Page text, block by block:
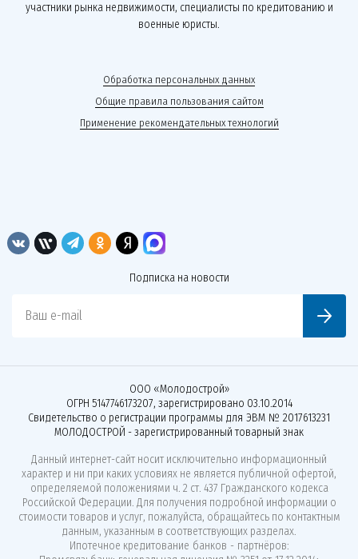
участники рынка недвижимости, специалисты по кредитованию и
военные юристы.
Обработка персональных данных
Общие правила пользования сайтом
Применение рекомендательных технологий
Подписка на новости
Ваш e-mail
ООО «Молодострой»
ОГРН 5147746173207, зарегистрировано 03.10.2014
Свидетельство о регистрации программы для ЭВМ № 2017613231
МОЛОДОСТРОЙ - зарегистрированный товарный знак
Данный интернет-сайт носит исключительно информационный
характер и ни при каких условиях не является публичной офертой,
определяемой положениями ч. 2 ст. 437 Гражданского кодекса
Российской Федерации. Для получения подробной информации о
стоимости товаров и услуг, пожалуйста, обращайтесь по контактным
данным, указанным в соответствующих разделах.
Ипотечное кредитование банков - партнёров: